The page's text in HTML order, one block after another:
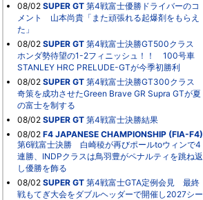
08/02 SUPER GT 第4戦富士優勝ドライバーのコ
メント 山本尚貴「また頑張れる起爆剤をもらえ
た」
08/02 SUPER GT 第4戦富士決勝GT500クラス
ホンダ勢待望の1-2フィニッシュ！！ 100号車
STANLEY HRC PRELUDE-GTが今季初勝利
08/02 SUPER GT 第4戦富士決勝GT300クラス
奇策を成功させたGreen Brave GR Supra GTが夏
の富士を制する
08/02 SUPER GT 第4戦富士決勝結果
08/02 F4 JAPANESE CHAMPIONSHIP (FIA-F4)
第6戦富士決勝 白崎稜が再びポールtoウィンで4
連勝、INDPクラスは鳥羽豊がペナルティを跳ね返
し優勝を飾る
08/02 SUPER GT 第4戦富士GTA定例会見 最終
戦もてぎ大会をダブルヘッダーで開催し2027シー